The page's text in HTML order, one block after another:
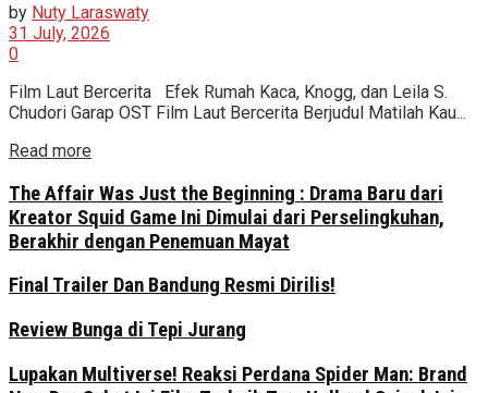
by Nuty Laraswaty
31 July, 2026
0
Film Laut Bercerita Efek Rumah Kaca, Knogg, dan Leila S.
Chudori Garap OST Film Laut Bercerita Berjudul Matilah Kau...
Read more
The Affair Was Just the Beginning : Drama Baru dari
Kreator Squid Game Ini Dimulai dari Perselingkuhan,
Berakhir dengan Penemuan Mayat
Final Trailer Dan Bandung Resmi Dirilis!
Review Bunga di Tepi Jurang
Lupakan Multiverse! Reaksi Perdana Spider Man: Brand